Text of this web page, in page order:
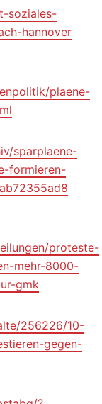
soziales-
hannover
plaene-
sparplaene-
formieren-
proteste-
mehr-8000-
gmk
256226/10-
gegen-